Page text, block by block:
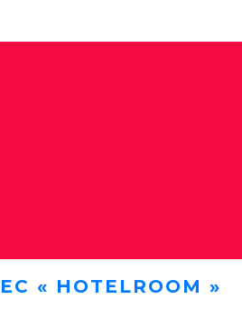
« HOTELROOM »